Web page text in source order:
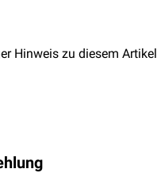
Hinweis zu diesem Artikel